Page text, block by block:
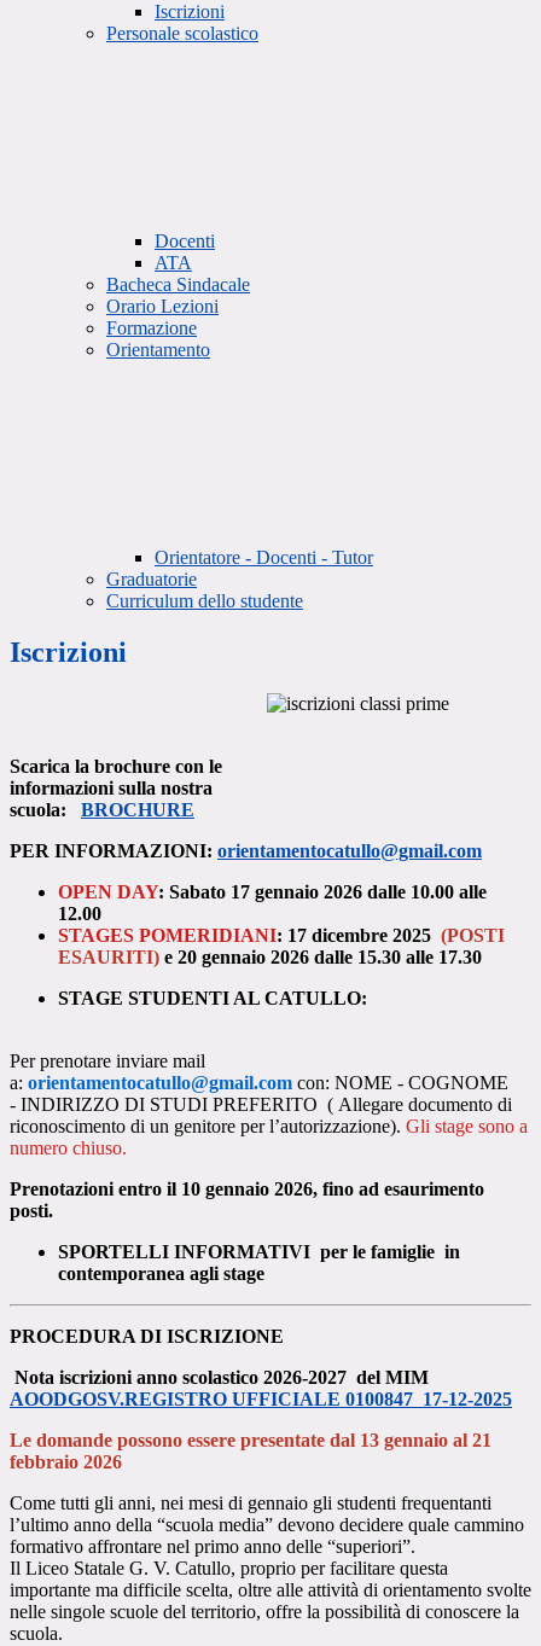
Iscrizioni
Personale scolastico
Docenti
ATA
Bacheca Sindacale
Orario Lezioni
Formazione
Orientamento
Orientatore - Docenti - Tutor
Graduatorie
Curriculum dello studente
Iscrizioni
Scarica la brochure con le
informazioni sulla nostra
scuola: BROCHURE
PER INFORMAZIONI: orientamentocatullo@gmail.com
OPEN DAY: Sabato 17 gennaio 2026 dalle 10.00 alle
12.00
STAGES POMERIDIANI: 17 dicembre 2025 (POSTI
ESAURITI) e 20 gennaio 2026 dalle 15.30 alle 17.30
STAGE STUDENTI AL CATULLO:
Per prenotare inviare mail
a: orientamentocatullo@gmail.com con: NOME - COGNOME
- INDIRIZZO DI STUDI PREFERITO ( Allegare documento di
riconoscimento di un genitore per l’autorizzazione). Gli stage sono a
numero chiuso.
Prenotazioni entro il 10 gennaio 2026, fino ad esaurimento
posti.
SPORTELLI INFORMATIVI per le famiglie in
contemporanea agli stage
PROCEDURA DI ISCRIZIONE
Nota iscrizioni anno scolastico 2026-2027 del MIM
AOODGOSV.REGISTRO UFFICIALE 0100847 17-12-2025
Le domande possono essere presentate dal 13 gennaio al 21
febbraio 2026
Come tutti gli anni, nei mesi di gennaio gli studenti frequentanti
l’ultimo anno della “scuola media” devono decidere quale cammino
formativo affrontare nel primo anno delle “superiori”.
Il Liceo Statale G. V. Catullo, proprio per facilitare questa
importante ma difficile scelta, oltre alle attività di orientamento svolte
nelle singole scuole del territorio, offre la possibilità di conoscere la
scuola.